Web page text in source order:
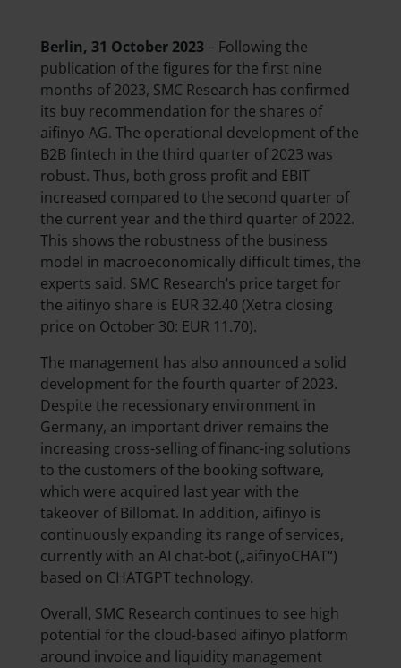
Berlin, 31 October 2023– Following the
publication of the figures for the first nine
months of 2023, SMC Research has confirmed
its buy recommendation for the shares of
aifinyo AG. The operational development of the
B2B fintech in the third quarter of 2023 was
robust. Thus, both gross profit and EBIT
increased compared to the second quarter of
the current year and the third quarter of 2022.
This shows the robustness of the business
model in macroeconomically difficult times, the
experts said. SMC Research’s price target for
the aifinyo share is EUR 32.40 (Xetra closing
price on October 30: EUR 11.70).
The management has also announced a solid
development for the fourth quarter of 2023.
Despite the recessionary environment in
Germany, an important driver remains the
increasing cross-selling of financ-ing solutions
to the customers of the booking software,
which were acquired last year with the
takeover of Billomat. In addition, aifinyo is
continuously expanding its range of services,
currently with an AI chat-bot („aifinyoCHAT“)
based on CHATGPT technology.
Overall, SMC Research continues to see high
potential for the cloud-based aifinyo platform
around invoice and liquidity management